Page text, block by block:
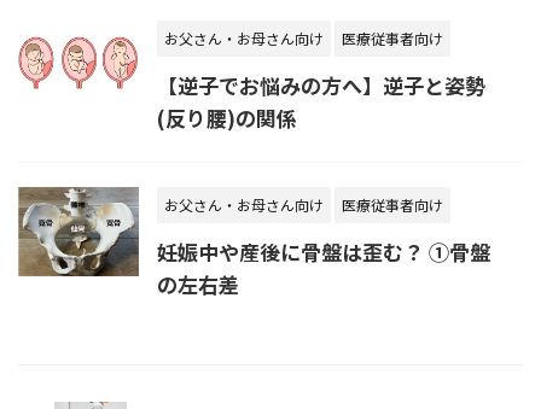
お父さん・お母さん向け 医療従事者向け
【逆子でお悩みの方へ】逆子と姿勢
(反り腰)の関係
お父さん・お母さん向け 医療従事者向け
妊娠中や産後に骨盤は歪む？ ➀骨盤
の左右差